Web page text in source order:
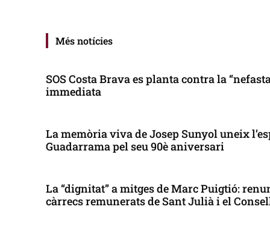
Més notícies
SOS Costa Brava es planta contra la
immediata
La memòria viva de Josep Sunyol uneix
Guadarrama pel seu 90è aniversari
La “dignitat” a mitges de Marc Puigtió:
càrrecs remunerats de Sant Julià i el